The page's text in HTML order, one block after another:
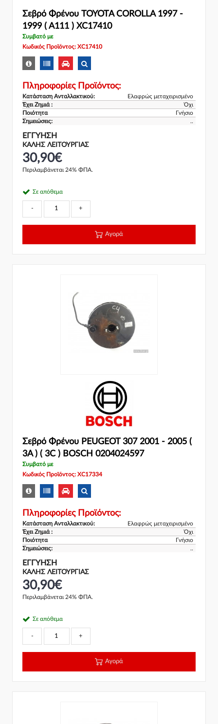
Σεβρό Φρένου TOYOTA COROLLA 1997 -
1999 ( A111 ) XC17410
Συμβατό με
Κωδικός Προϊόντος: XC17410
Πληροφορίες Προϊόντος:
Κατάσταση Ανταλλακτικού:
Ελαφρώς μεταχειρισμένο
Έχει Ζημιά :
Όχι
Ποιότητα
Γνήσιο
Σημειώσεις:
..
ΕΓΓΎΗΣΗ
ΚΑΛΗΣ ΛΕΙΤΟΥΡΓΙΑΣ
30,90€
Περιλαμβάνεται 24% ΦΠΑ.
Σε απόθεμα
- +
Αγορά
Σεβρό Φρένου PEUGEOT 307 2001 - 2005 (
3A ) ( 3C ) BOSCH 0204024597
Συμβατό με
Κωδικός Προϊόντος: XC17334
Πληροφορίες Προϊόντος:
Κατάσταση Ανταλλακτικού:
Ελαφρώς μεταχειρισμένο
Έχει Ζημιά :
Όχι
Ποιότητα
Γνήσιο
Σημειώσεις:
..
ΕΓΓΎΗΣΗ
ΚΑΛΗΣ ΛΕΙΤΟΥΡΓΙΑΣ
30,90€
Περιλαμβάνεται 24% ΦΠΑ.
Σε απόθεμα
- +
Αγορά